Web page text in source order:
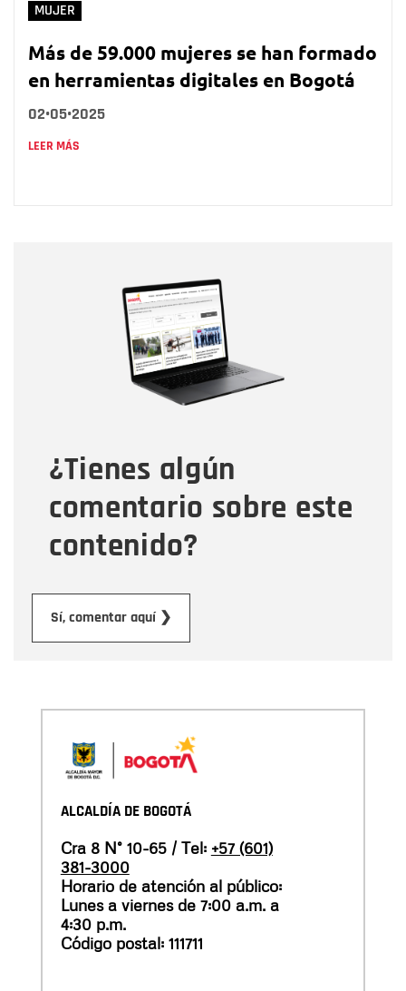
MUJER
Más de 59.000 mujeres se han formado
en herramientas digitales en Bogotá
02•05•2025
LEER MÁS
¿Tienes algún
comentario sobre este
contenido?
Sí, comentar aquí ❯
Correo electrónico
Tipo de comentario
Mensaje
ALCALDÍA DE BOGOTÁ
Cra 8 N° 10-65 / Tel: +57 (601)
381-3000
Horario de atención al público:
Lunes a viernes de 7:00 a.m. a
4:30 p.m.
Código postal: 111711